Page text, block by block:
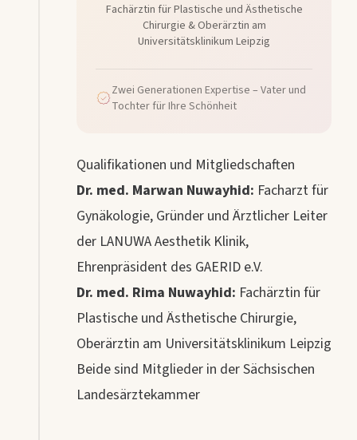
Fachärztin für Plastische und Ästhetische
Chirurgie & Oberärztin am
Universitätsklinikum Leipzig
Zwei Generationen Expertise – Vater und
Tochter für Ihre Schönheit
Qualifikationen und Mitgliedschaften
Dr. med. Marwan Nuwayhid: Facharzt für
Gynäkologie, Gründer und Ärztlicher Leiter
der LANUWA Aesthetik Klinik,
Ehrenpräsident des GAERID e.V.
Dr. med. Rima Nuwayhid: Fachärztin für
Plastische und Ästhetische Chirurgie,
Oberärztin am Universitätsklinikum Leipzig
Beide sind Mitglieder in der Sächsischen
Landesärztekammer